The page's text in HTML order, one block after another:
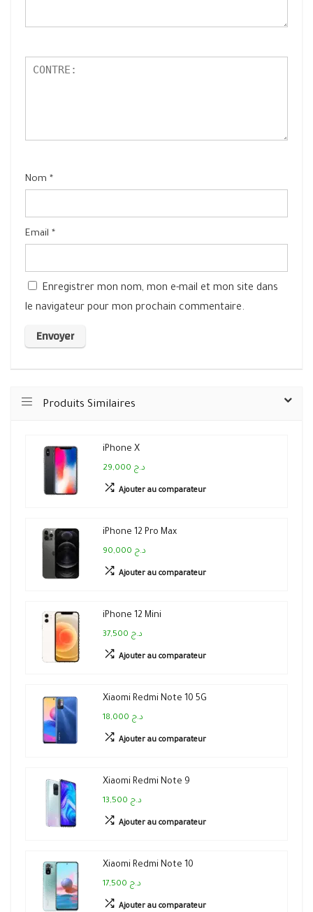
Nom *
Email *
Enregistrer mon nom, mon e-mail et mon site dans
le navigateur pour mon prochain commentaire.
Produits Similaires
iPhone X
29,000 د.ج
Ajouter au comparateur
iPhone 12 Pro Max
90,000 د.ج
Ajouter au comparateur
iPhone 12 Mini
37,500 د.ج
Ajouter au comparateur
Xiaomi Redmi Note 10 5G
18,000 د.ج
Ajouter au comparateur
Xiaomi Redmi Note 9
13,500 د.ج
Ajouter au comparateur
Xiaomi Redmi Note 10
17,500 د.ج
Ajouter au comparateur